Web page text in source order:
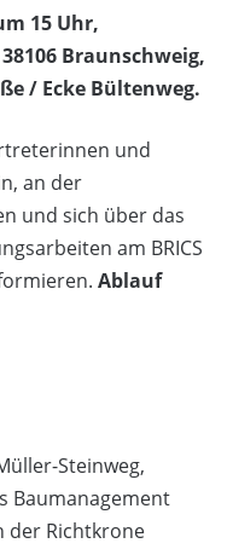
15 Uhr,
Braunschweig,
/ Ecke Bültenweg.
und
an der
und sich über das
am BRICS
Ablauf
Steinweg,
Baumanagement
der Richtkrone